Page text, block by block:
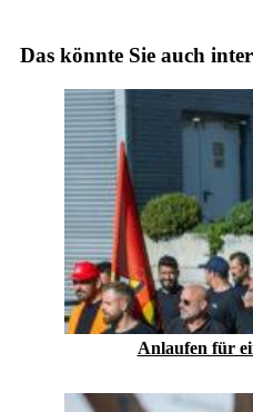
Das könnte Sie auch
Anlaufen für